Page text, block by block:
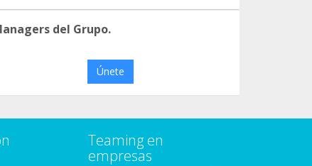
del Grupo.
Únete
Teaming en
empresas